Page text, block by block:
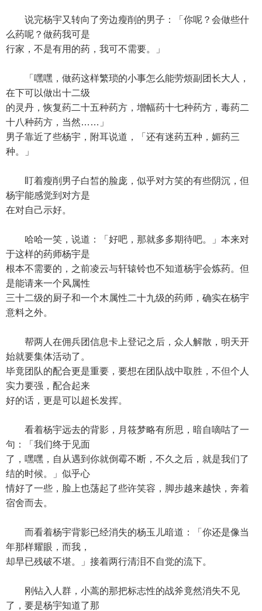
说完杨宇又转向了旁边瘦削的男子：「你呢？会做些什
么药呢？做药我可是
行家，不是有用的药，我可不需要。」
「嘿嘿，做药这样繁琐的小事怎么能劳烦副团长大人，
在下可以做出十二级
的灵丹，恢复药二十五种药方，增幅药十七种药方，毒药二
十八种药方，当然……」
男子靠近了些杨宇，附耳说道，「还有迷药五种，媚药三
种。」
盯着瘦削男子白皙的脸庞，似乎对方笑的有些阴沉，但
杨宇能感觉到对方是
在对自己示好。
哈哈一笑，说道：「好吧，那就多多期待吧。」本来对
于这样的药师杨宇是
根本不需要的，之前凌云与轩辕铃也不知道杨宇会炼药。但
是能请来一个风属性
三十二级的厨子和一个木属性二十九级的药师，确实在杨宇
意料之外。
帮两人在佣兵团信息卡上登记之后，众人解散，明天开
始就要集体活动了。
毕竟团队的配合更是重要，要想在团队战中取胜，不但个人
实力要强，配合起来
好的话，更是可以超长发挥。
看着杨宇远去的背影，月筱梦略有所思，暗自嘀咕了一
句：「我们终于见面
了，嘿嘿，自从遇到你就倒霉不断，不久之后，就是我们了
结的时候。」似乎心
情好了一些，脸上也荡起了些许笑容，脚步越来越快，奔着
宿舍而去。
而看着杨宇背影已经消失的杨玉儿暗道：「你还是像当
年那样耀眼，而我，
却早已残破不堪。」接着两行清泪不自觉的流下。
刚钻入人群，小蒿的那把标志性的战斧竟然消失不见
了，要是杨宇知道了那